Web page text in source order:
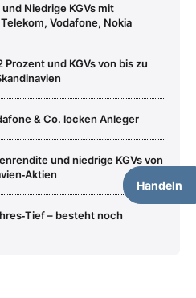
Handeln
Niedrige KGVs mit
Vodafone, Nokia
und KGVs von bis zu
& Co. locken Anleger
und niedrige KGVs von
– besteht noch